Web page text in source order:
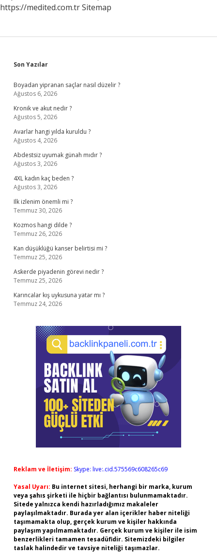
https://medited.com.trSitemap
Sidebar
Son Yazılar
Boyadan yipranan saçlar nasıl düzelir ?
Ağustos 6, 2026
Kronik ve akut nedir ?
Ağustos 5, 2026
Avarlar hangi yılda kuruldu ?
Ağustos 4, 2026
Abdestsiz uyumak günah mıdır ?
Ağustos 3, 2026
4XL kadın kaç beden ?
Ağustos 3, 2026
Ilk izlenim önemli mi ?
Temmuz 30, 2026
Kozmos hangi dilde ?
Temmuz 26, 2026
Kan düşüklüğü kanser belirtisi mi ?
Temmuz 25, 2026
Askerde piyadenin görevi nedir ?
Temmuz 25, 2026
Karıncalar kış uykusuna yatar mı ?
Temmuz 24, 2026
Reklam ve İletişim: Skype: live:.cid.575569c608265c69
Yasal Uyarı: Bu internet sitesi, herhangi bir marka, kurum
veya şahıs şirketi ile hiçbir bağlantısı bulunmamaktadır.
Sitede yalnızca kendi hazırladığımız makaleler
paylaşılmaktadır. Burada yer alan içerikler haber niteliği
taşımamakta olup, gerçek kurum ve kişiler hakkında
paylaşım yapılmamaktadır. Gerçek kurum ve kişiler ile isim
benzerlikleri tamamen tesadüfidir. Sitemizdeki bilgiler
taslak halindedir ve tavsiye niteliği taşımazlar.